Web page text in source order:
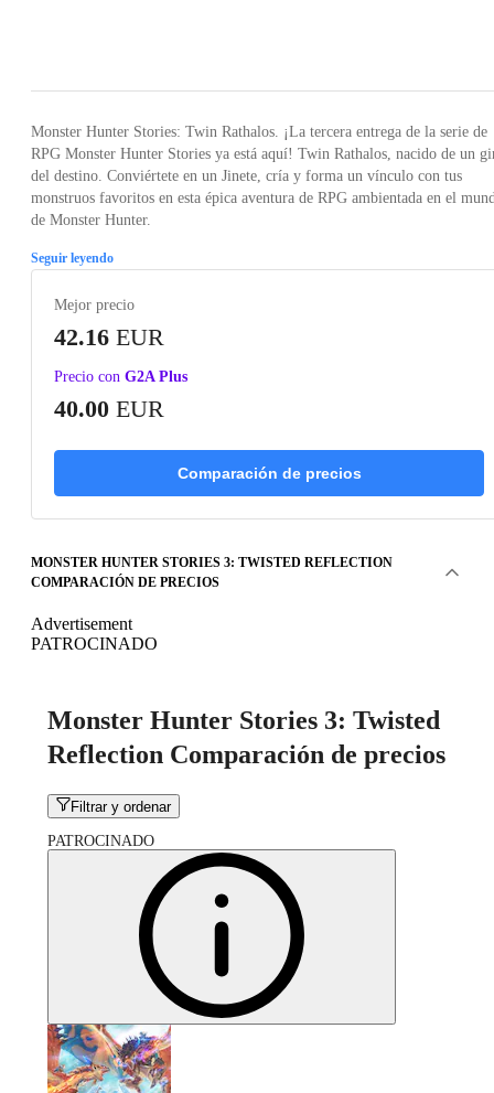
Monster Hunter Stories: Twin Rathalos. ¡La tercera entrega de la serie de
RPG Monster Hunter Stories ya está aquí! Twin Rathalos, nacido de un
del destino. Conviértete en un Jinete, cría y forma un vínculo con tus
monstruos favoritos en esta épica aventura de RPG ambientada en el
de Monster Hunter.
Seguir leyendo
Mejor precio
42.16 EUR
Precio con G2A Plus
40.00 EUR
Comparación de precios
MONSTER HUNTER STORIES 3: TWISTED REFLECTION
COMPARACIÓN DE PRECIOS
Advertisement
PATROCINADO
Monster Hunter Stories 3: Twisted
Reflection Comparación de precios
Filtrar y ordenar
PATROCINADO